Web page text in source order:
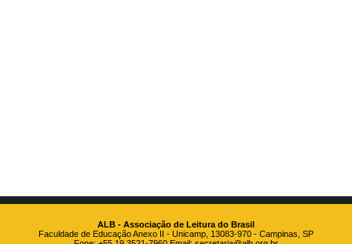
ALB - Associação de Leitura do Brasil
Faculdade de Educação Anexo II - Unicamp, 13083-970 - Campinas, SP